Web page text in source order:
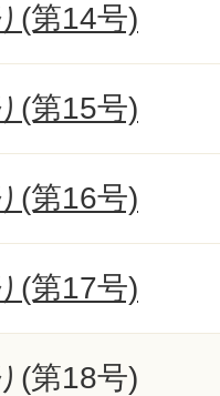
(第14号)
(第15号)
(第16号)
(第17号)
(第18号)